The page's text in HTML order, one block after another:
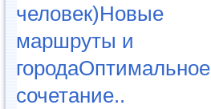
человек)Новые
маршруты и
городаОптимальное
сочетание..